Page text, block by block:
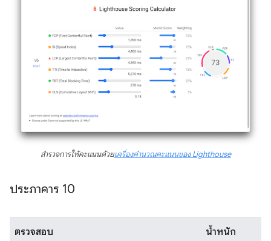
สำรวจการให้คะแนนด้วยเครื่องคำนวณคะแนนของ Lighthouse
ประภาคาร 10
ตรวจสอบ น้ำหนัก